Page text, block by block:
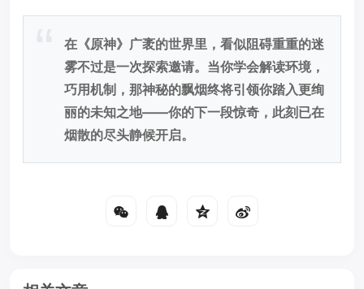
在《原神》广袤的世界里，看似阻碍重重的迷
雾不过是一次探索邀请。当你学会解读环境，
巧用机制，那神秘的飘烟终将引领你踏入更绚
丽的未知之地——你的下一段惊奇，此刻已在
烟散的尽头静候开启。